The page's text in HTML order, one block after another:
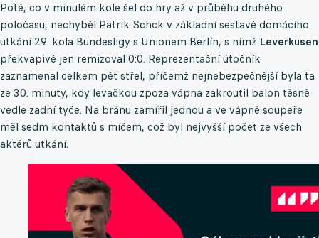
Poté, co v minulém kole šel do hry až v průběhu druhého
poločasu, nechyběl Patrik Schck v základní sestavě domácího
utkání 29. kola Bundesligy s Unionem Berlín, s nímž Leverkusen
překvapivě jen remizoval 0:0. Reprezentační útočník
zaznamenal celkem pět střel, přičemž nejnebezpečnější byla ta
ze 30. minuty, kdy levačkou zpoza vápna zakroutil balon těsně
vedle zadní tyče. Na bránu zamířil jednou a ve vápně soupeře
měl sedm kontaktů s míčem, což byl nejvyšší počet ze všech
aktérů utkání.